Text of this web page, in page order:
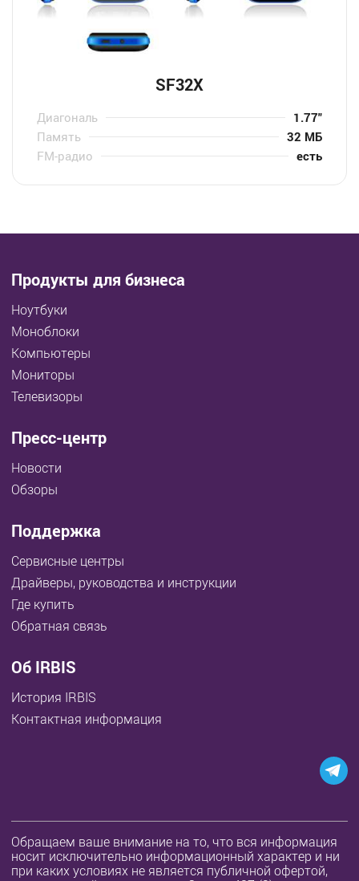
SF32X
Диагональ
1.77″
Память
32 МБ
FM-радио
есть
Продукты для бизнеса
Ноутбуки
Моноблоки
Компьютеры
Мониторы
Телевизоры
Пресс-центр
Новости
Обзоры
Поддержка
Сервисные центры
Драйверы, руководства и инструкции
Где купить
Обратная связь
Об IRBIS
История IRBIS
Контактная информация
Обращаем ваше внимание на то, что вся информация
носит исключительно информационный характер и ни
при каких условиях не является публичной офертой,